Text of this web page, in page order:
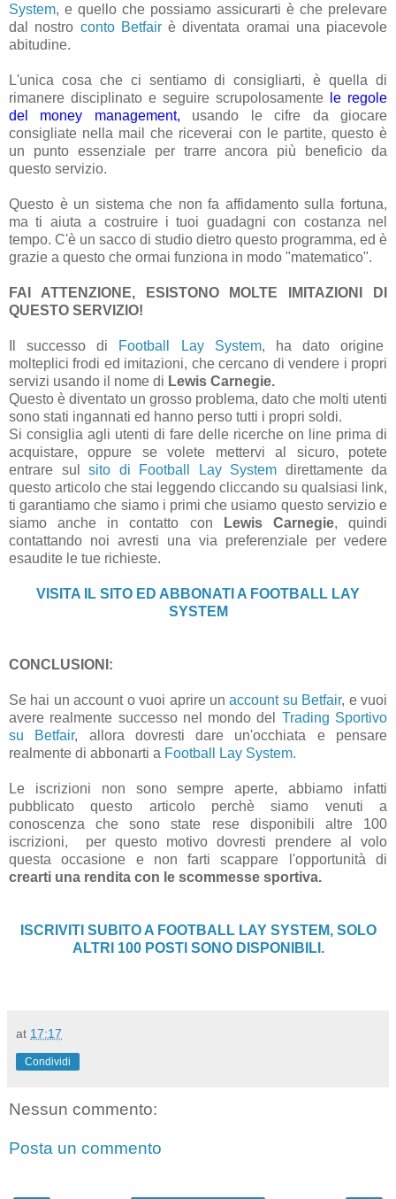
System, e quello che possiamo assicurarti è che prelevare
dal nostro conto Betfairè diventata oramai una piacevole
abitudine.
L'unica cosa che ci sentiamo di consigliarti, è quella di
rimanere disciplinato e seguire scrupolosamente
le regole
del money management, usando le cifre da giocare
consigliate nella mail che riceverai con le partite, questo è
un punto essenziale per trarre ancora più beneficio da
questo servizio.
Questo è un sistema che non fa affidamento sulla fortuna,
ma ti aiuta a costruire i tuoi guadagni con costanza nel
tempo. C'è un sacco di studio dietro questo programma, ed è
grazie a questo che ormai funziona in modo "matematico".
FAI ATTENZIONE, ESISTONO MOLTE IMITAZIONI DI
QUESTO SERVIZIO!
Il successo di Football Lay System, ha dato origine
molteplici frodi ed imitazioni, che cercano di vendere i propri
servizi usando il nome di Lewis Carnegie.
Questo è diventato un grosso problema, dato che molti utenti
sono stati ingannati ed hanno perso tutti i propri soldi.
Si consiglia agli utenti di fare delle ricerche on line prima di
acquistare, oppure se volete mettervi al sicuro, potete
entrare sul sito di Football Lay System direttamente da
questo articolo che stai leggendo cliccando su qualsiasi link,
ti garantiamo che siamo i primi che usiamo questo servizio e
siamo anche in contatto con Lewis Carnegie, quindi
contattando noi avresti una via preferenziale per vedere
esaudite le tue richieste.
VISITA IL SITO ED ABBONATI A FOOTBALL LAY
SYSTEM
CONCLUSIONI:
Se hai un account o vuoi aprire unaccount su Betfair, e vuoi
avere realmente successo nel mondo del Trading Sportivo
su Betfair, allora dovresti dare un'occhiata e pensare
realmente di abbonarti a Football Lay System.
Le iscrizioni non sono sempre aperte, abbiamo infatti
pubblicato questo articolo perchè siamo venuti a
conoscenza che sono state rese disponibili altre 100
iscrizioni, per questo motivo dovresti prendere al volo
questa occasione e non farti scappare l'opportunità di
crearti una rendita con le scommesse sportiva.
ISCRIVITI SUBITO A FOOTBALL LAY SYSTEM, SOLO
ALTRI 100 POSTI SONO DISPONIBILI.
at 17:17
Condividi
Nessun commento:
Posta un commento